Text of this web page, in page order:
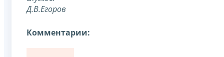
Д.В.Егоров
Комментарии: